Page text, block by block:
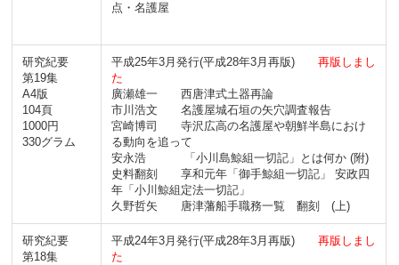
点・名護屋
研究紀要
第19集
A4版
104頁
1000円
330グラム
平成25年3月発行(平成28年3月再版)
再版しまし
た
廣瀬雄一 西唐津式土器再論
市川浩文 名護屋城石垣の矢穴調査報告
宮崎博司 寺沢広高の名護屋や朝鮮半島におけ
る動向を追って
安永浩 「小川島鯨組一切記」とは何か (附)
史料翻刻 享和元年「御手鯨組一切記」 安政四
年「小川鯨組定法一切記」
久野哲矢 唐津藩船手職務一覧 翻刻 (上)
研究紀要
第18集
平成24年3月発行(平成28年3月再版)
再版しまし
た